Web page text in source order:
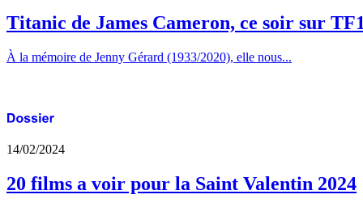
Titanic de James Cameron, ce soir sur
À la mémoire de Jenny Gérard (1933/2020), elle nous...
14/02/2024
20 films a voir pour la Saint Valentin 2024